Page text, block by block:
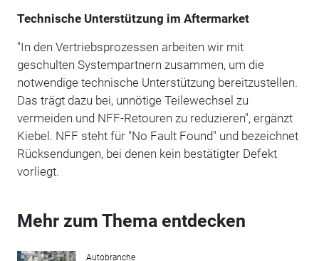
Technische Unterstützung im Aftermarket
"In den Vertriebsprozessen arbeiten wir mit
geschulten Systempartnern zusammen, um die
notwendige technische Unterstützung bereitzustellen.
Das trägt dazu bei, unnötige Teilewechsel zu
vermeiden und NFF-Retouren zu reduzieren", ergänzt
Kiebel. NFF steht für "No Fault Found" und bezeichnet
Rücksendungen, bei denen kein bestätigter Defekt
vorliegt.
Mehr zum Thema entdecken
Autobranche